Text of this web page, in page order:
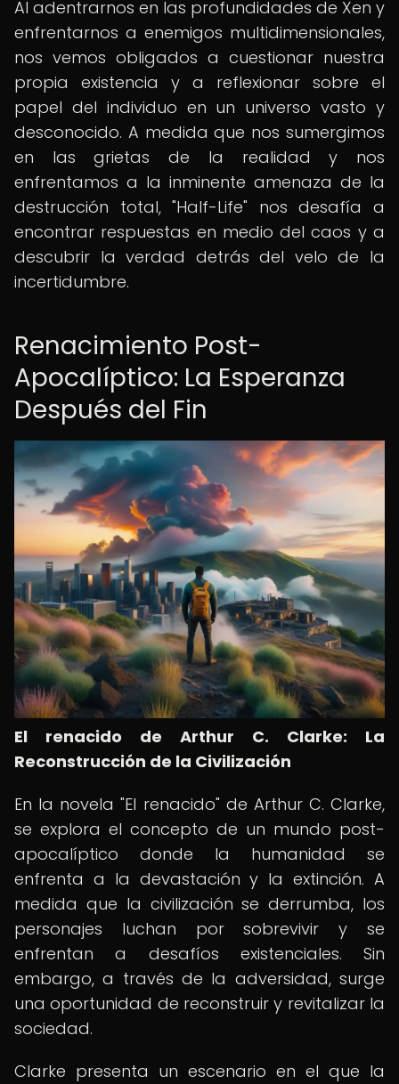
Al adentrarnos en las profundidades de Xen y
enfrentarnos a enemigos multidimensionales,
nos vemos obligados a cuestionar nuestra
propia existencia y a reflexionar sobre el
papel del individuo en un universo vasto y
desconocido. A medida que nos sumergimos
en las grietas de la realidad y nos
enfrentamos a la inminente amenaza de la
destrucción total, "Half-Life" nos desafía a
encontrar respuestas en medio del caos y a
descubrir la verdad detrás del velo de la
incertidumbre.
Renacimiento Post-
Apocalíptico: La Esperanza
Después del Fin
El renacido de Arthur C. Clarke: La
Reconstrucción de la Civilización
En la novela "El renacido" de Arthur C. Clarke,
se explora el concepto de un mundo post-
apocalíptico donde la humanidad se
enfrenta a la devastación y la extinción. A
medida que la civilización se derrumba, los
personajes luchan por sobrevivir y se
enfrentan a desafíos existenciales. Sin
embargo, a través de la adversidad, surge
una oportunidad de reconstruir y revitalizar la
sociedad.
Clarke presenta un escenario en el que la